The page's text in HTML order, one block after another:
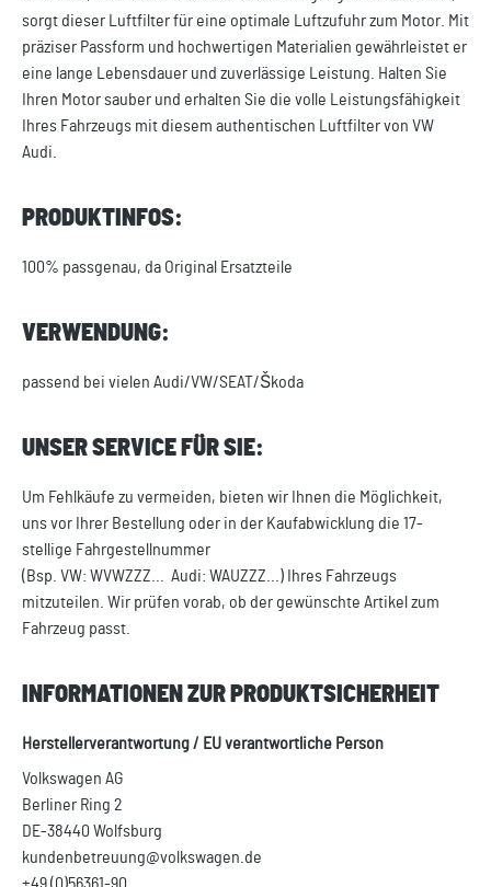
sorgt dieser Luftfilter für eine optimale Luftzufuhr zum Motor. Mit
präziser Passform und hochwertigen Materialien gewährleistet er
eine lange Lebensdauer und zuverlässige Leistung. Halten Sie
Ihren Motor sauber und erhalten Sie die volle Leistungsfähigkeit
Ihres Fahrzeugs mit diesem authentischen Luftfilter von VW
Audi.
PRODUKTINFOS:
100% passgenau, da Original Ersatzteile
VERWENDUNG:
passend bei vielen Audi/VW/SEAT/Škoda
UNSER SERVICE FÜR SIE:
Um Fehlkäufe zu vermeiden, bieten wir Ihnen die Möglichkeit,
uns vor Ihrer Bestellung oder in der Kaufabwicklung die 17-
stellige Fahrgestellnummer
(Bsp. VW: WVWZZZ... Audi: WAUZZZ...) Ihres Fahrzeugs
mitzuteilen. Wir prüfen vorab, ob der gewünschte Artikel zum
Fahrzeug passt.
INFORMATIONEN ZUR PRODUKTSICHERHEIT
Herstellerverantwortung / EU verantwortliche Person
Volkswagen AG
Berliner Ring 2
DE-38440 Wolfsburg
kundenbetreuung@volkswagen.de